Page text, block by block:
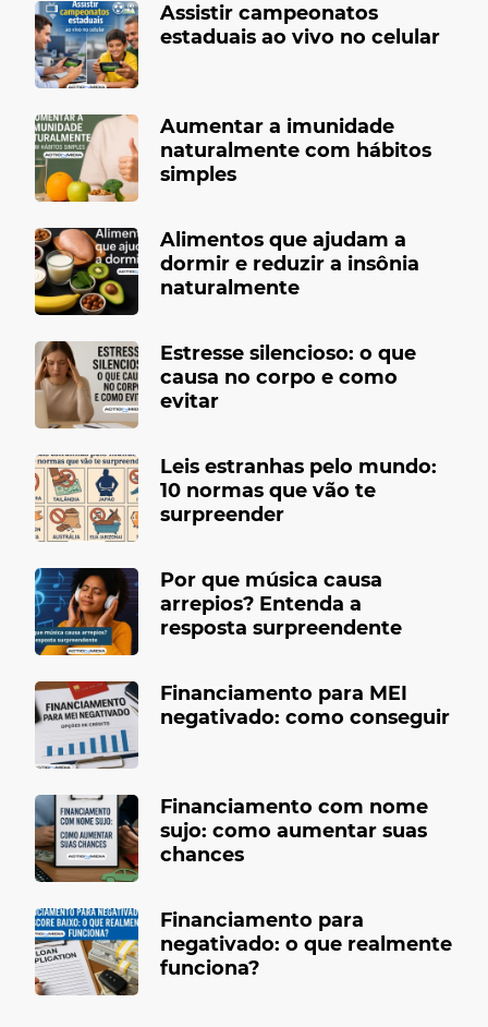
Assistir campeonatos
estaduais ao vivo no celular
Aumentar a imunidade
naturalmente com hábitos
simples
Alimentos que ajudam a
dormir e reduzir a insônia
naturalmente
Estresse silencioso: o que
causa no corpo e como
evitar
Leis estranhas pelo mundo:
10 normas que vão te
surpreender
Por que música causa
arrepios? Entenda a
resposta surpreendente
Financiamento para MEI
negativado: como conseguir
Financiamento com nome
sujo: como aumentar suas
chances
Financiamento para
negativado: o que realmente
funciona?